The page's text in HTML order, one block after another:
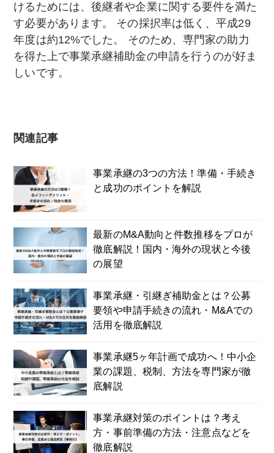
けるためには、後継者や企業に関する要件を満た
す必要があります。 その採択率は低く、平成29
年度は約12%でした。 そのため、専門家の助力
を得た上で事業承継補助金の申請を行うのが好ま
しいです。
関連記事
事業承継の3つの方法！準備・手続き
と成功のポイントを解説
最新のM&A動向と件数推移をプロが
徹底解説！国内・海外の現状と今後
の展望
事業承継・引継ぎ補助金とは？公募
要領や申請手続きの流れ・M&Aでの
活用を徹底解説
事業承継5ヶ年計画で成功へ！中小企
業の課題、税制、方法を専門家が徹
底解説
事業承継対策のポイントは？考え
方・事前準備の方法・注意点などを
徹底解説